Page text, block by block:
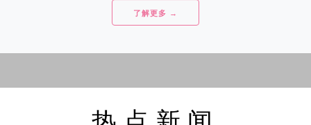
了解更多 →